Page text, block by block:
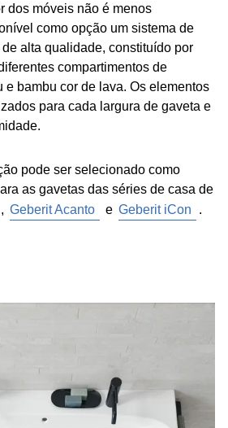
dos móveis não é menos
como opção um sistema de
alta qualidade, constituído por
compartimentos de
e bambu cor de lava. Os elementos
para cada largura de gaveta e
pode ser selecionado como
as gavetas das séries de casa de
, Geberit Acanto e Geberit iCon .